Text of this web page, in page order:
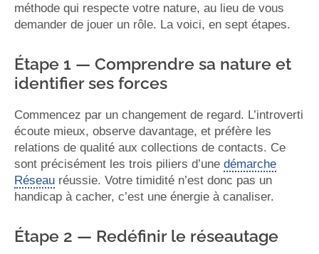
méthode qui respecte votre nature, au lieu de vous
demander de jouer un rôle. La voici, en sept étapes.
Étape 1 — Comprendre sa nature et
identifier ses forces
Commencez par un changement de regard. L’introverti
écoute mieux, observe davantage, et préfère les
relations de qualité aux collections de contacts. Ce
sont précisément les trois piliers d’une démarche
Réseau réussie. Votre timidité n’est donc pas un
handicap à cacher, c’est une énergie à canaliser.
Étape 2 — Redéfinir le réseautage